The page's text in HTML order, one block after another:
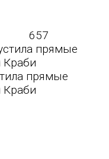
657
прямые
Краби